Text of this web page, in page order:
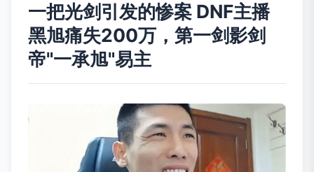
一把光剑引发的惨案 DNF主播
黑旭痛失200万，第一剑影剑
帝"一承旭"易主